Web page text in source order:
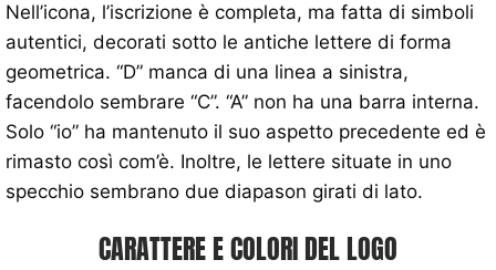
Nell’icona, l’iscrizione è completa, ma fatta di simboli
autentici, decorati sotto le antiche lettere di forma
geometrica. “D” manca di una linea a sinistra,
facendolo sembrare “C”. “A” non ha una barra interna.
Solo “io” ha mantenuto il suo aspetto precedente ed è
rimasto così com’è. Inoltre, le lettere situate in uno
specchio sembrano due diapason girati di lato.
CARATTERE E COLORI DEL LOGO